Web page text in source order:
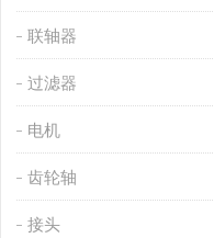
联轴器
过滤器
电机
齿轮轴
接头